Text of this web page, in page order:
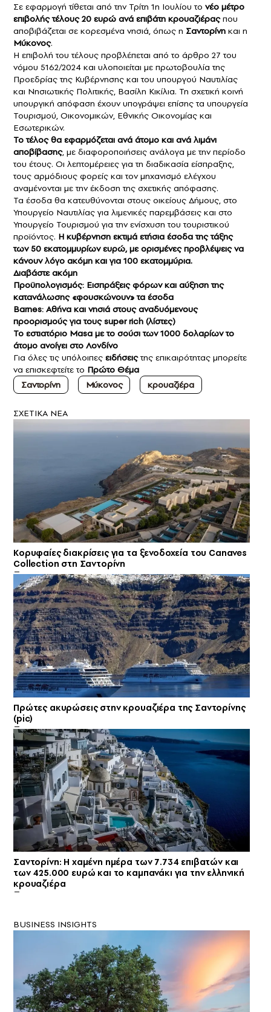
Σε εφαρμογή τίθεται από την Τρίτη 1η Ιουλίου το νέο μέτρο
επιβολής τέλους 20 ευρώ ανά επιβάτη κρουαζιέρας που
αποβιβάζεται σε κορεσμένα νησιά, όπως η Σαντορίνη και η
Μύκονος.
Η επιβολή του τέλους προβλέπεται από το άρθρο 27 του
νόμου 5162/2024 και υλοποιείται με πρωτοβουλία της
Προεδρίας της Κυβέρνησης και του υπουργού Ναυτιλίας
και Νησιωτικής Πολιτικής, Βασίλη Κικίλια. Τη σχετική κοινή
υπουργική απόφαση έχουν υπογράψει επίσης τα υπουργεία
Τουρισμού, Οικονομικών, Εθνικής Οικονομίας και
Εσωτερικών.
Το τέλος θα εφαρμόζεται ανά άτομο και ανά λιμάνι
αποβίβασης, με διαφοροποιήσεις ανάλογα με την περίοδο
του έτους. Οι λεπτομέρειες για τη διαδικασία είσπραξης,
τους αρμόδιους φορείς και τον μηχανισμό ελέγχου
αναμένονται με την έκδοση της σχετικής απόφασης.
Τα έσοδα θα κατευθύνονται στους οικείους Δήμους, στο
Υπουργείο Ναυτιλίας για λιμενικές παρεμβάσεις και στο
Υπουργείο Τουρισμού για την ενίσχυση του τουριστικού
προϊόντος. Η κυβέρνηση εκτιμά ετήσια έσοδα της τάξης
των 50 εκατομμυρίων ευρώ, με ορισμένες προβλέψεις να
κάνουν λόγο ακόμη και για 100 εκατομμύρια.
Διαβάστε ακόμη
Προϋπολογισμός: Εισπράξεις φόρων και αύξηση της
κατανάλωσης «φουσκώνουν» τα έσοδα
Barnes: Αθήνα και νησιά στους αναδυόμενους
προορισμούς για τους super rich (λίστες)
Το εστιατόριο Masa με το σούσι των 1000 δολαρίων το
άτομο ανοίγει στο Λονδίνο
Για όλες τις υπόλοιπες ειδήσειςτης επικαιρότητας μπορείτε
να επισκεφτείτε το Πρώτο Θέμα
Σαντορίνη
Μύκονος κρουαζιέρα
ΣXETIKA NEA
Κορυφαίες διακρίσεις για τα ξενοδοχεία του Canaves
Collection στη Σαντορίνη
Πρώτες ακυρώσεις στην κρουαζιέρα της Σαντορίνης
(pic)
Σαντορίνη: Η χαμένη ημέρα των 7.734 επιβατών και
των 425.000 ευρώ και το καμπανάκι για την ελληνική
κρουαζιέρα
BUSINESS INSIGHTS